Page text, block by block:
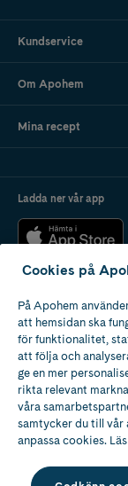
Kundservice
Om Apohem
Mina recept
Ladda ner vår app
Apotek med
av
Cookies på
På Apohem
att hemsidan ska
för funktionalitet,
att följa och
ge en mer
rikta relevant
våra
samtycker du till vår
anpassa cookies.